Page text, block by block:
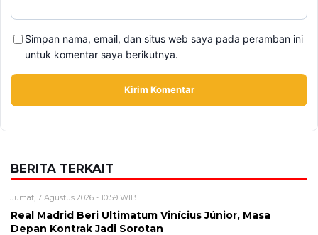
Simpan nama, email, dan situs web saya pada peramban ini
untuk komentar saya berikutnya.
BERITA TERKAIT
Jumat, 7 Agustus 2026 - 10:59 WIB
Real Madrid Beri Ultimatum Vinícius Júnior, Masa
Depan Kontrak Jadi Sorotan